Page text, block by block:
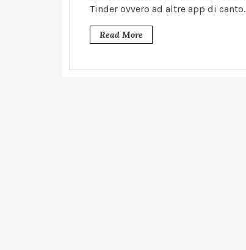
Tinder ovvero ad altre app di canto.
Read More